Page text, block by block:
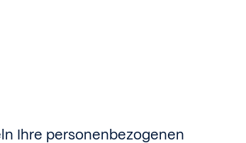
Ihre personenbezogenen